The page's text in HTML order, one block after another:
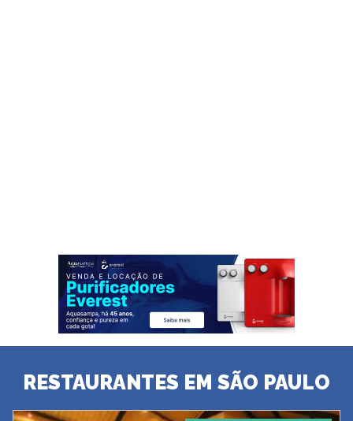
RESTAURANTES EM SÃO PAULO